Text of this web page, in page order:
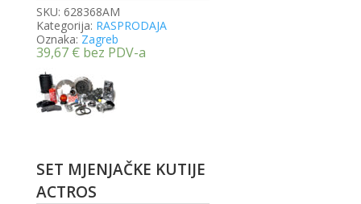
SKU: 628368AM
Kategorija: RASPRODAJA
Oznaka: Zagreb
39,67 € bez PDV-a
SET MJENJAČKE KUTIJE
ACTROS